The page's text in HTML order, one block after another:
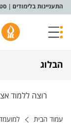
תפריט נגישות
התעניינות בלימודים
הבלוג
רוצה ללמוד
עמוד הבית